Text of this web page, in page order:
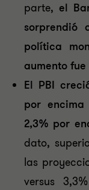
parte, el
sorprendió
política
aumento fue
El PBI
por
2,3% por
dato,
las
versus